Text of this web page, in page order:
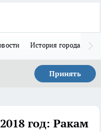
История города Н
Принять
год: Ракам